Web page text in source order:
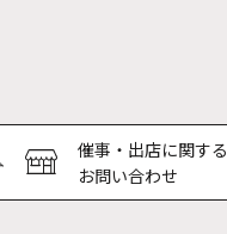
催事・出店に関する
お問い合わせ